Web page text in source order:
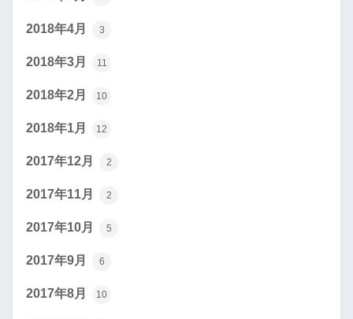
2018年4月 3
2018年3月 11
2018年2月 10
2018年1月 12
2017年12月 2
2017年11月 2
2017年10月 5
2017年9月 6
2017年8月 10